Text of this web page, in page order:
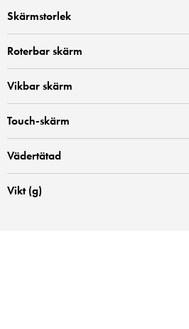
Skärmstorlek
Roterbar skärm
Vikbar skärm
Touch-skärm
Vädertätad
Vikt (g)